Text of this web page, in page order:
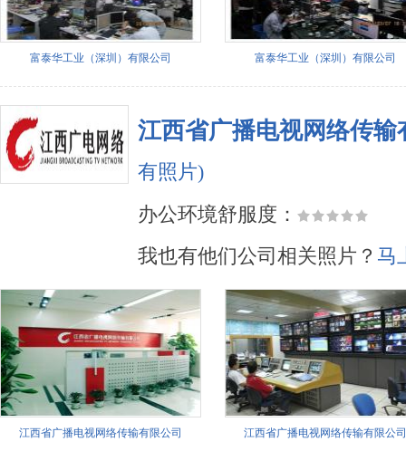
富泰华工业（深圳）有限公司 富泰华工业（深圳）有限公司
江西省广播电视网络传输
有照片)
办公环境舒服度：
我也有他们公司相关照片？ 马
江西省广播电视网络传输有限公司 江西省广播电视网络传输有限公司